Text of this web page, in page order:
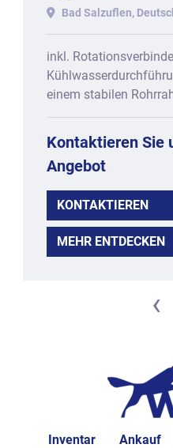
Bad Salzuflen,
inkl.
einem stabilen
Kontaktieren Sie
Angebot
KONTAKTIEREN
MEHR ENTDECKEN
‹
Inventar Ankauf